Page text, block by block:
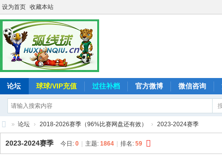
设为首页 收藏本站
论坛 球球/VIP充值 过往补档 官方微博 微信咨询
弧
线
» 论坛 › 2018-2026赛季（96%比赛网盘还有效） › 2023-2024赛季
2023-2024赛季 今日: 0 主题: 1864 排名: 59